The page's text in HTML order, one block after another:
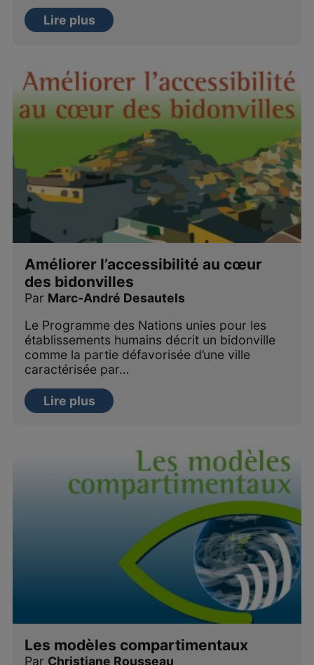
Lire plus
Améliorer l’accessibilité au cœur
des bidonvilles
Par Marc-André Desautels
Le Programme des Nations unies pour les
établissements humains décrit un bidonville
comme la partie défavorisée d’une ville
caractérisée par…
Lire plus
Les modèles compartimentaux
Par Christiane Rousseau